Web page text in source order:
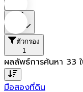
ตัวกรอง
1
ผลลัพธ์การค้นหา 33
มือสองที่ดิน